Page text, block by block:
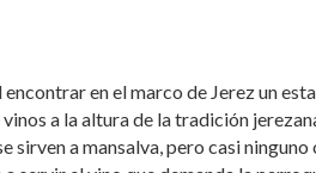
en el marco de Jerez un
a la altura de la tradición
sirven a mansalva, pero casi